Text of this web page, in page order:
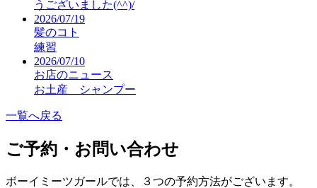
うございました(^^)/
2026/07/19
髪のコト
練習
2026/07/10
お店のニュース
お土産 シャンプー
一覧へ戻る
ご予約・お問い合わせ
ボーイミーツガールでは、３つの予約方法がございます。